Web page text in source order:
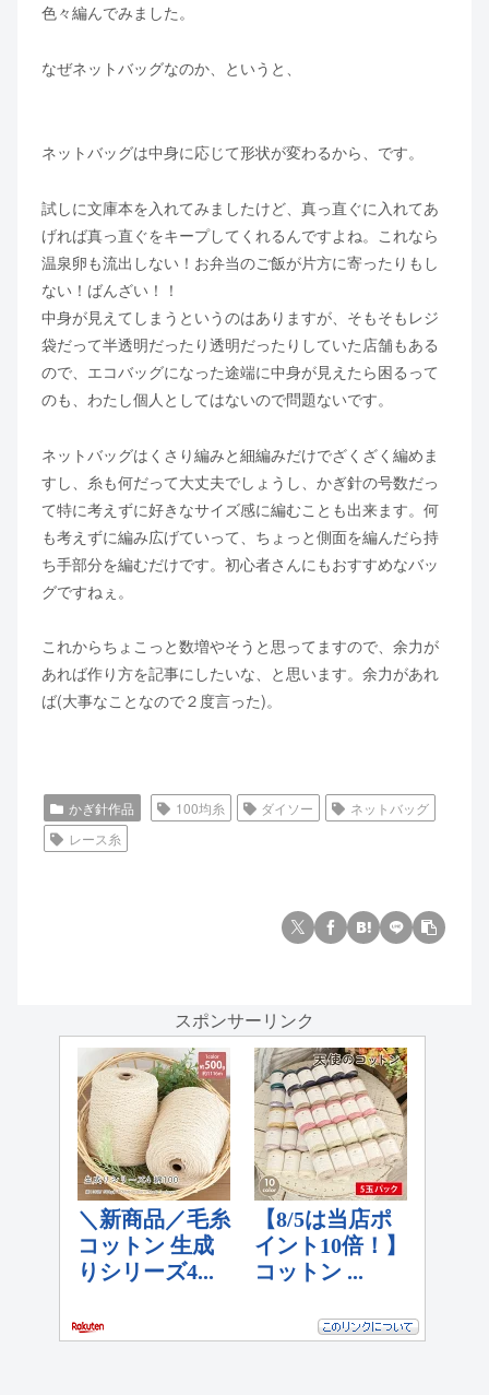
色々編んでみました。
なぜネットバッグなのか、というと、
ネットバッグは中身に応じて形状が変わるから、です。
試しに文庫本を入れてみましたけど、真っ直ぐに入れてあ
げれば真っ直ぐをキープしてくれるんですよね。これなら
温泉卵も流出しない！お弁当のご飯が片方に寄ったりもし
ない！ばんざい！！
中身が見えてしまうというのはありますが、そもそもレジ
袋だって半透明だったり透明だったりしていた店舗もある
ので、エコバッグになった途端に中身が見えたら困るって
のも、わたし個人としてはないので問題ないです。
ネットバッグはくさり編みと細編みだけでざくざく編めま
すし、糸も何だって大丈夫でしょうし、かぎ針の号数だっ
て特に考えずに好きなサイズ感に編むことも出来ます。何
も考えずに編み広げていって、ちょっと側面を編んだら持
ち手部分を編むだけです。初心者さんにもおすすめなバッ
グですねぇ。
これからちょこっと数増やそうと思ってますので、余力が
あれば作り方を記事にしたいな、と思います。余力があれ
ば(大事なことなので２度言った)。
かぎ針作品 100均糸 ダイソー
ネットバッグ
レース糸
スポンサーリンク